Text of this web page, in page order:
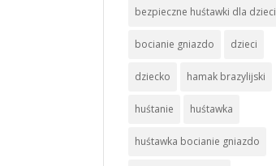
bezpieczne huśtawki dla dzieci
bocianie gniazdo dzieci
dziecko hamak brazylijski
huśtanie huśtawka
huśtawka bocianie gniazdo